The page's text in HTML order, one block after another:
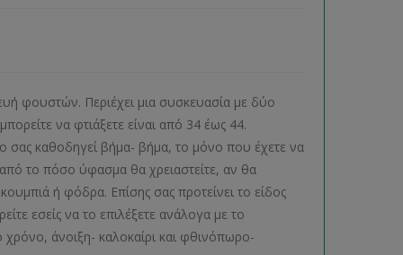
φουστών. Περιέχει μια συσκευασία με δύο
να φτιάξετε είναι από 34 έως 44.
σας καθοδηγεί βήμα- βήμα, το μόνο που έχετε να
το πόσο ύφασμα θα χρειαστείτε, αν θα
ή φόδρα. Επίσης σας προτείνει το είδος
εσείς να το επιλέξετε ανάλογα με το
άνοιξη- καλοκαίρι και φθινόπωρο-